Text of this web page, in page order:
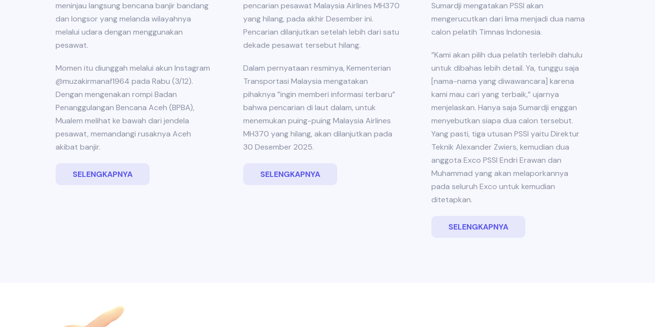
meninjau langsung bencana banjir bandang
dan longsor yang melanda wilayahnya
melalui udara dengan menggunakan
pesawat.
Momen itu diunggah melalui akun Instagram
@muzakirmanaf1964 pada Rabu (3/12).
Dengan mengenakan rompi Badan
Penanggulangan Bencana Aceh (BPBA),
Mualem melihat ke bawah dari jendela
pesawat, memandangi rusaknya Aceh
akibat banjir.
SELENGKAPNYA
pencarian pesawat Malaysia Airlines MH370
yang hilang, pada akhir Desember ini.
Pencarian dilanjutkan setelah lebih dari satu
dekade pesawat tersebut hilang.
Dalam pernyataan resminya, Kementerian
Transportasi Malaysia mengatakan
pihaknya ”ingin memberi informasi terbaru”
bahwa pencarian di laut dalam, untuk
menemukan puing-puing Malaysia Airlines
MH370 yang hilang, akan dilanjutkan pada
30 Desember 2025.
SELENGKAPNYA
Sumardji mengatakan PSSI akan
mengerucutkan dari lima menjadi dua nama
calon pelatih Timnas Indonesia.
”Kami akan pilih dua pelatih terlebih dahulu
untuk dibahas lebih detail. Ya, tunggu saja
[nama-nama yang diwawancara] karena
kami mau cari yang terbaik,” ujarnya
menjelaskan. Hanya saja Sumardji enggan
menyebutkan siapa dua calon tersebut.
Yang pasti, tiga utusan PSSI yaitu Direktur
Teknik Alexander Zwiers, kemudian dua
anggota Exco PSSI Endri Erawan dan
Muhammad yang akan melaporkannya
pada seluruh Exco untuk kemudian
ditetapkan.
SELENGKAPNYA